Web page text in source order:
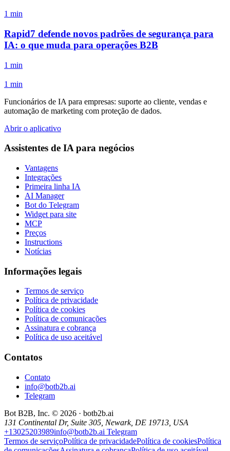
1 min
Rapid7 defende novos padrões de segurança para
IA: o que muda para operações B2B
1 min
1 min
Funcionários de IA para empresas: suporte ao cliente, vendas e
automação de marketing com proteção de dados.
Abrir o aplicativo
Assistentes de IA para negócios
Vantagens
Integrações
Primeira linha IA
AI Manager
Bot do Telegram
Widget para site
MCP
Preços
Instructions
Notícias
Informações legais
Termos de serviço
Política de privacidade
Política de cookies
Política de comunicações
Assinatura e cobrança
Política de uso aceitável
Contatos
Contato
info@botb2b.ai
Telegram
Bot B2B, Inc. © 2026 · botb2b.ai
131 Continental Dr, Suite 305, Newark, DE 19713, USA
+13025203989info@botb2b.ai Telegram
Termos de serviçoPolítica de privacidadePolítica de cookiesPolítica